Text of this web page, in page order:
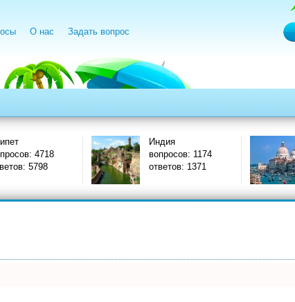
О нас Задать вопрос
4718
5798
Индия
вопросов: 1174
ответов: 1371